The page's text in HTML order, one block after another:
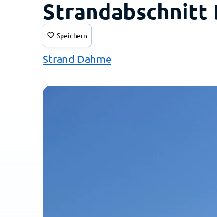
Strandabschnitt
Speichern
Strand Dahme